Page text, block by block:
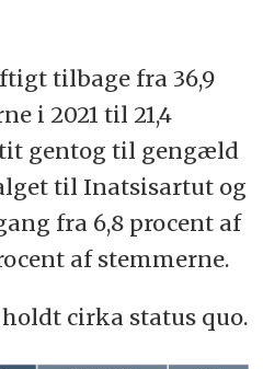
tilbage fra 36,9
i 2021 til 21,4
gentog til gengæld
til Inatsisartut og
fra 6,8 procent af
af stemmerne.
cirka status quo.